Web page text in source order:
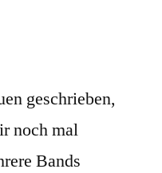
geschrieben,
noch mal
Bands